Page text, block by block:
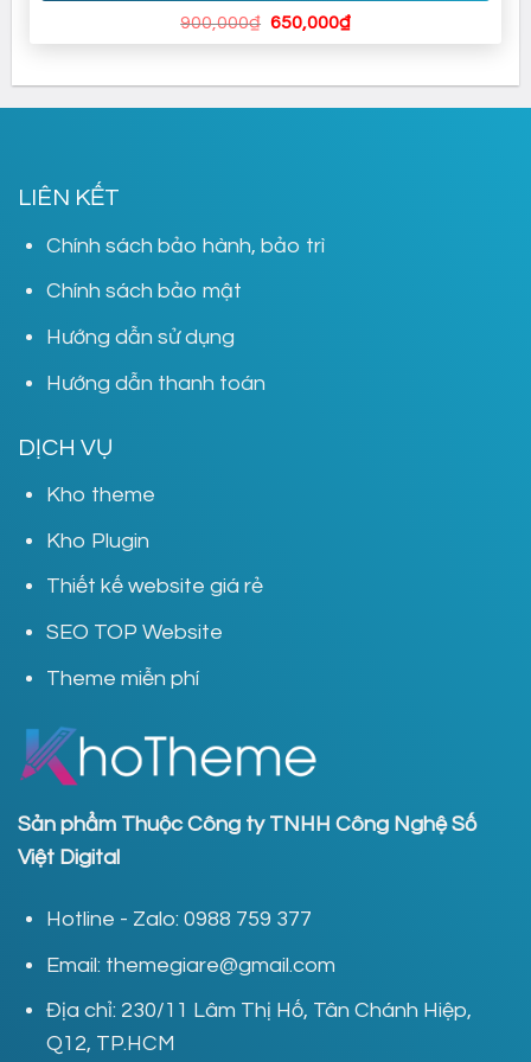
900,000₫ Giá
650,000₫Giá
650,000₫.
LIÊN KẾT
Chính sách bảo hành, bảo trì
Chính sách bảo mật
Hướng dẫn sử dụng
Hướng dẫn thanh toán
DỊCH VỤ
Kho theme
Kho Plugin
Thiết kế website giá rẻ
SEO TOP Website
Theme miễn phí
Sản phẩm Thuộc Công ty TNHH Công Nghệ Số
Việt Digital
Hotline - Zalo: 0988 759 377
Email: themegiare@gmail.com
Địa chỉ: 230/11 Lâm Thị Hố, Tân Chánh Hiệp,
Q12, TP.HCM